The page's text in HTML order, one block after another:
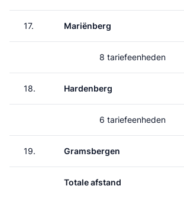
17. Mariënberg
8 tariefeenheden
18. Hardenberg
6 tariefeenheden
19. Gramsbergen
Totale afstand